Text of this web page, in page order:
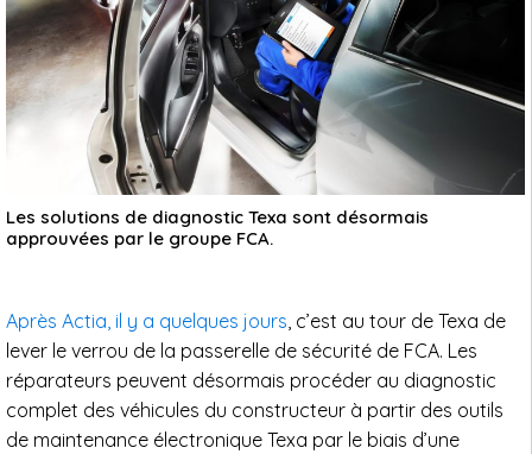
Les solutions de diagnostic Texa sont désormais
approuvées par le groupe FCA.
Après Actia, il y a quelques jours, c’est au tour de Texa de
lever le verrou de la passerelle de sécurité de FCA. Les
réparateurs peuvent désormais procéder au diagnostic
complet des véhicules du constructeur à partir des outils
de maintenance électronique Texa par le biais d’une